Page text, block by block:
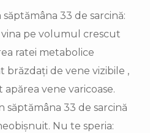
33 de sarcină:
pe volumul crescut
ratei metabolice
brăzdați de vene vizibile ,
vene varicoase.
săptămâna 33 de sarcină
Nu te speria: